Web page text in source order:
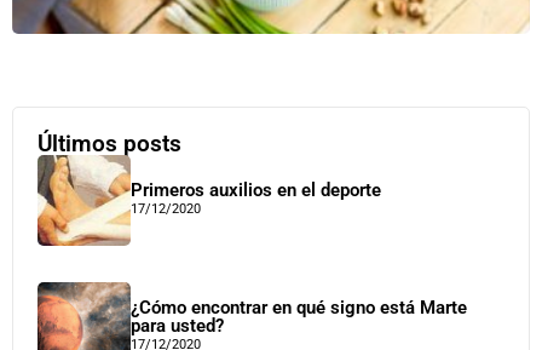
Últimos posts
Primeros auxilios en el deporte
17/12/2020
¿Cómo encontrar en qué signo está Marte
para usted?
17/12/2020